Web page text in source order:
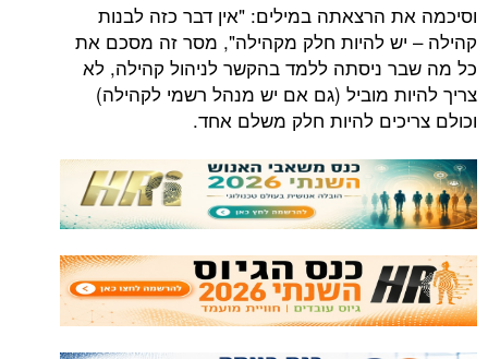
וסיכמה את הרצאתה במילים: "אין דבר כזה לבנות
קהילה – יש להיות חלק מקהילה", מסר זה מסכם את
כל מה שבר ניסתה ללמד בהקשר לניהול קהילה, לא
צריך להיות מוביל (גם אם יש מנהל רשמי לקהילה)
וכולם צריכים להיות חלק משלם אחד.